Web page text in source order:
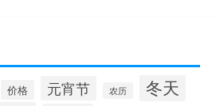
价格 元宵节 农历 冬天